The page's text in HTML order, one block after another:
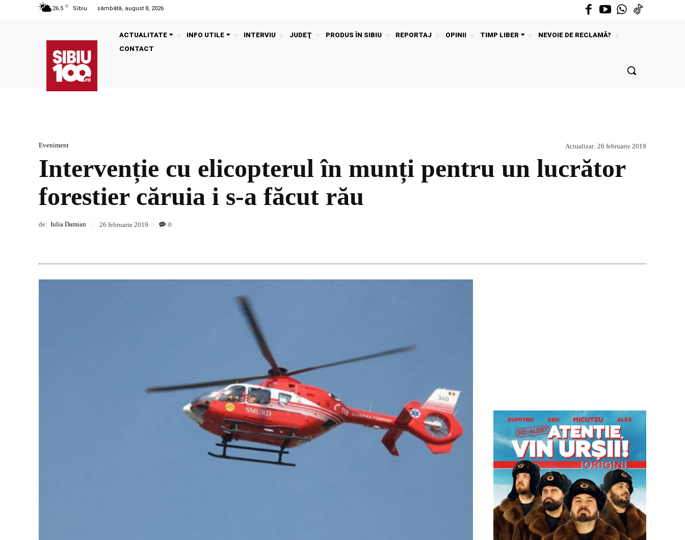
26.5 C Sibiu sâmbătă, august 8, 2026
ACTUALITATE INFO UTILE INTERVIU JUDEŢ PRODUS ÎN SIBIU REPORTAJ OPINII TIMP LIBER
NEVOIE DE RECLAMĂ?
CONTACT
Eveniment Actualizat: 26 februarie 2019
Intervenție cu elicopterul în munți pentru un lucrător
forestier căruia i s-a făcut rău
de: Iulia Damian 26 februarie 2019 0